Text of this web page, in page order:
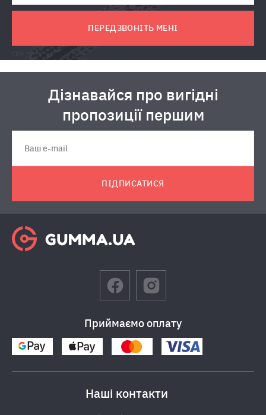
ПЕРЕДЗВОНІТЬ МЕНІ
Дізнавайся про вигідні
пропозиції першим
ПІДПИСАТИСЯ
Приймаємо оплату
Наші контакти